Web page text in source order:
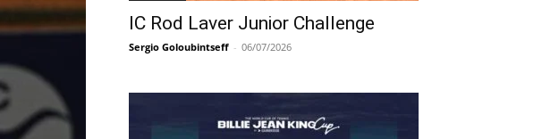
IC Rod Laver Junior Challenge
Sergio Goloubintseff - 06/07/2026